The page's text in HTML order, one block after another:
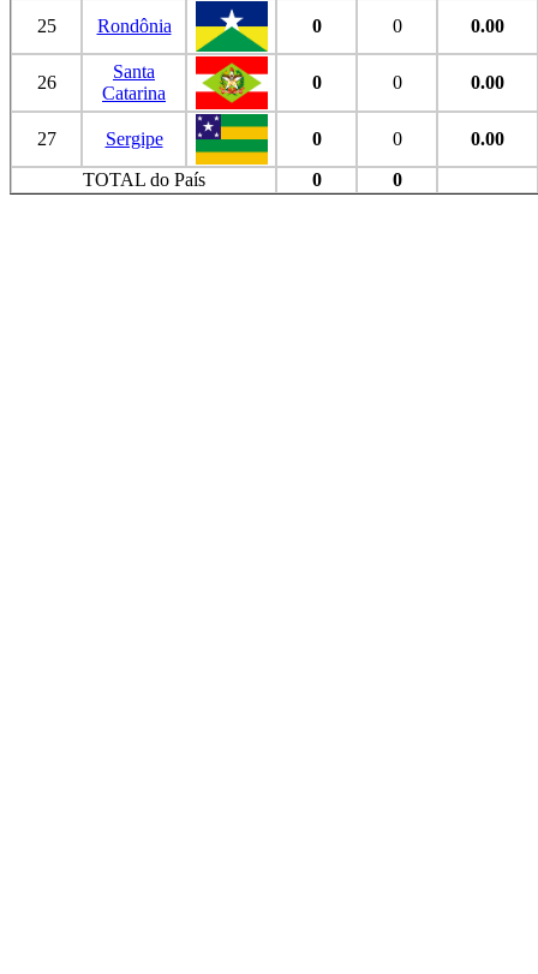
25 Rondônia 0 0 0.00
26
Santa
Catarina
0 0 0.00
27 Sergipe 0 0
0.00
TOTAL do País
0 0